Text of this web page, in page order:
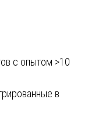
с опытом >10
в